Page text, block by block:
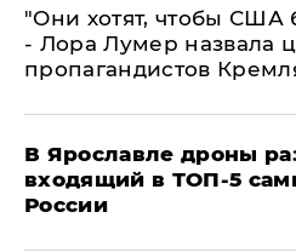
"Они хотят, чтобы США
- Лора Лумер назвала
пропагандистов
В Ярославле дроны
входящий в ТОП-5
России